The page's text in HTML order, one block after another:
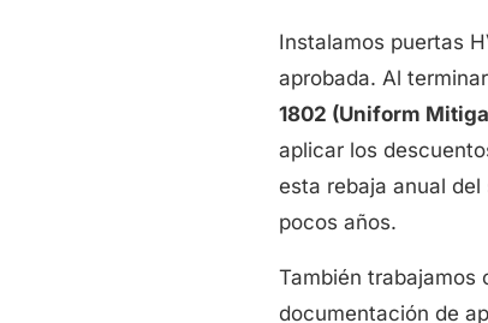
Instalamos puertas
aprobada. Al
1802 (Uniform
aplicar los
esta rebaja anual
pocos años.
También trabajamos
documentación de